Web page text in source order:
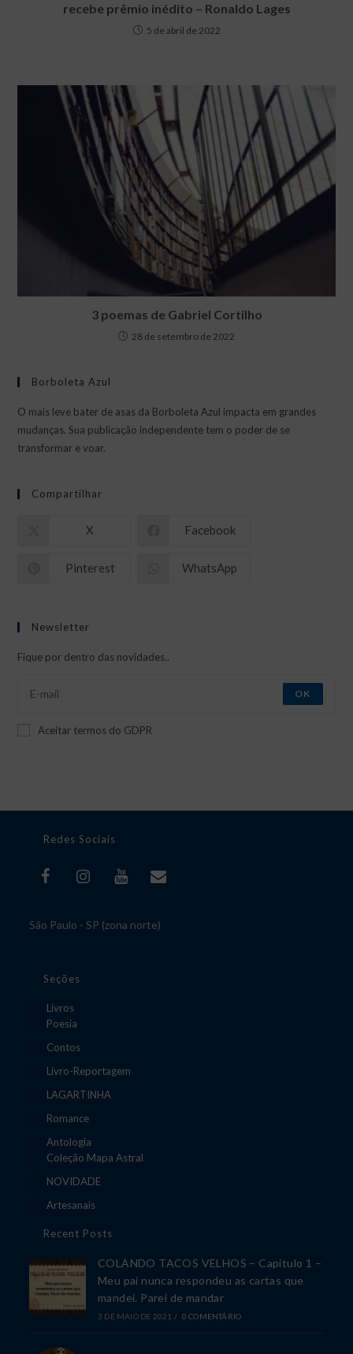
recebe prêmio inédito – Ronaldo Lages
5 de abril de 2022
3 poemas de Gabriel Cortilho
28 de setembro de 2022
Borboleta Azul
O mais leve bater de asas da Borboleta Azul impacta em grandes
mudanças. Sua publicação independente tem o poder de se
transformar e voar.
Compartilhar
X Facebook
Pinterest WhatsApp
Newsletter
Fique por dentro das novidades..
OK
Aceitar termos do GDPR
Redes Sociais
São Paulo - SP (zona norte)
Seções
Livros
Poesia
Contos
Livro-Reportagem
LAGARTINHA
Romance
Antologia
Coleção Mapa Astral
NOVIDADE
Artesanais
Recent Posts
COLANDO TACOS VELHOS – Capítulo 1 –
Meu pai nunca respondeu as cartas que
mandei. Parei de mandar
3 DE MAIO DE 2021 / 0 COMENTÁRIO